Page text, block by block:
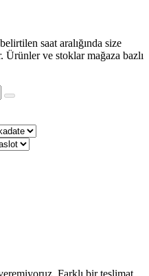
saat aralığında size
Ürünler ve stoklar mağaza bazlı
Farklı bir teslimat